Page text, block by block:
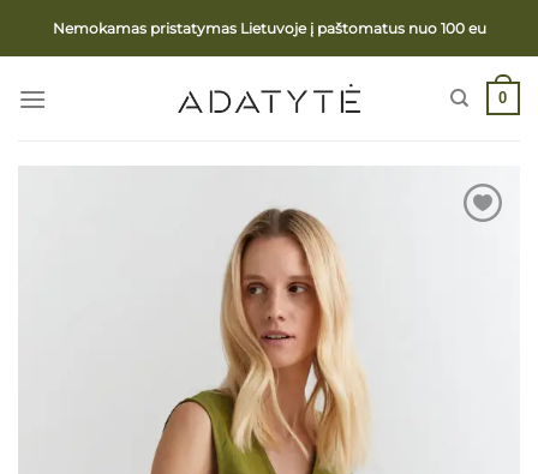
Nemokamas pristatymas Lietuvoje į paštomatus nuo 100 eu
0